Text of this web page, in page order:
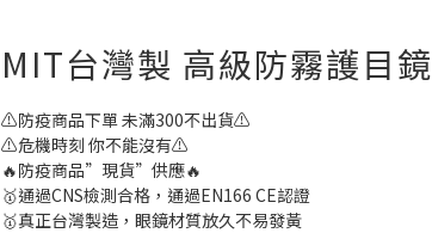
MIT台灣製 高級防霧護目鏡
⚠️防疫商品下單 未滿300不出貨⚠️
⚠️危機時刻 你不能沒有⚠️
🔥防疫商品”現貨”供應🔥
🥇通過CNS檢測合格，通過EN166 CE認證
🥇真正台灣製造，眼鏡材質放久不易發黃